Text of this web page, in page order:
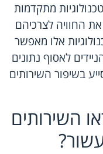
מתקדמות
החוויה לצרכיהם
אלו מאפשר
לאסוף נתונים
בשיפור השירותים
השירותים